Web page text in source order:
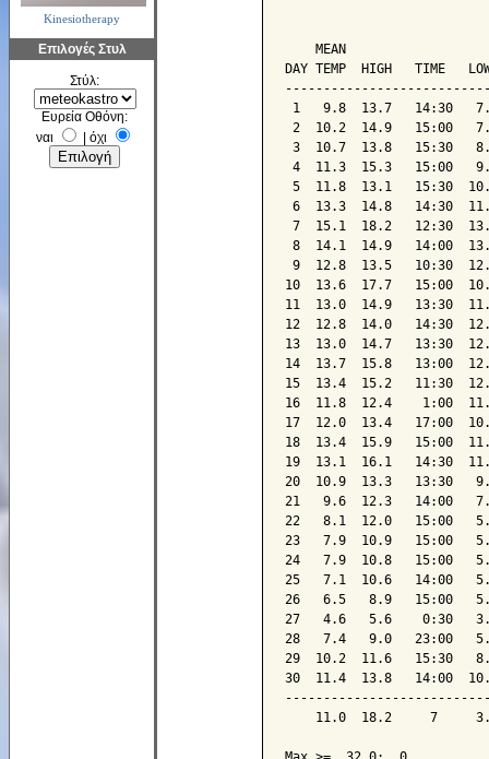
Kinesiotherapy
Επιλογές Στυλ
Στύλ:
Ευρεία Οθόνη:
ναι
όχι
MEAN
DAY TEMP  HIGH   TIME
1   9.8  13.7   14:30
2  10.2  14.9   15:00
3  10.7  13.8   15:30
4  11.3  15.3   15:00
5  11.8  13.1   15:30
6  13.3  14.8   14:30
7  15.1  18.2   12:30
8  14.1  14.9   14:00
9  12.8  13.5   10:30
10  13.6  17.7   15:00
11  13.0  14.9   13:30
12  12.8  14.0   14:30
13  13.0  14.7   13:30
14  13.7  15.8   13:00
15  13.4  15.2   11:30
16  11.8  12.4    1:00
17  12.0  13.4   17:00
18  13.4  15.9   15:00
19  13.1  16.1   14:30
20  10.9  13.3   13:30
21   9.6  12.3   14:00
22   8.1  12.0   15:00
23   7.9  10.9   15:00
24   7.9  10.8   15:00
25   7.1  10.6   14:00
26   6.5   8.9   15:00
27   4.6   5.6    0:30
28   7.4   9.0   23:00
29  10.2  11.6   15:30
30  11.4  13.8   14:00
11.0  18.2     7